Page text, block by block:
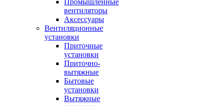
Промышленные
вентиляторы
Аксессуары
Вентиляционные
установки
Приточные
установки
Приточно-
вытяжные
Бытовые
установки
Вытяжные